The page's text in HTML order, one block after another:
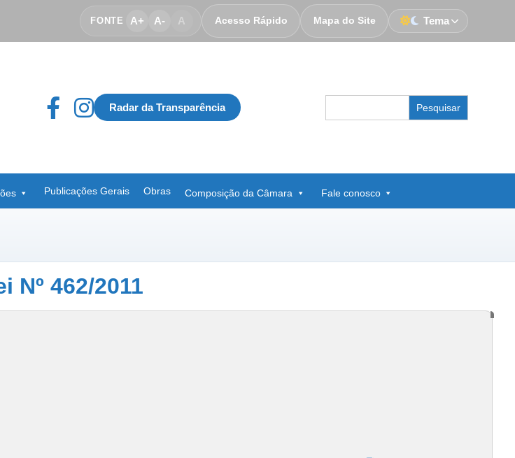
FONTE A+ A- A Acesso Rápido Mapa do Site Tema
Radar da Transparência
for:
Publicações Gerais Obras Composição da Câmara Fale conosco
Nº 462/2011